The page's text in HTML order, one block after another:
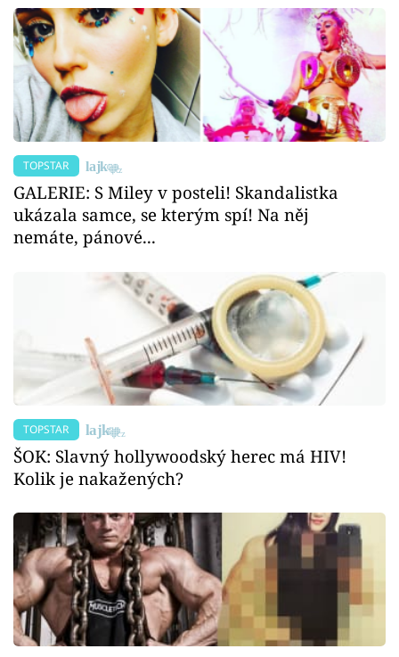
TOPSTAR
GALERIE: S Miley v posteli! Skandalistka
ukázala samce, se kterým spí! Na něj
nemáte, pánové...
TOPSTAR
ŠOK: Slavný hollywoodský herec má HIV!
Kolik je nakažených?